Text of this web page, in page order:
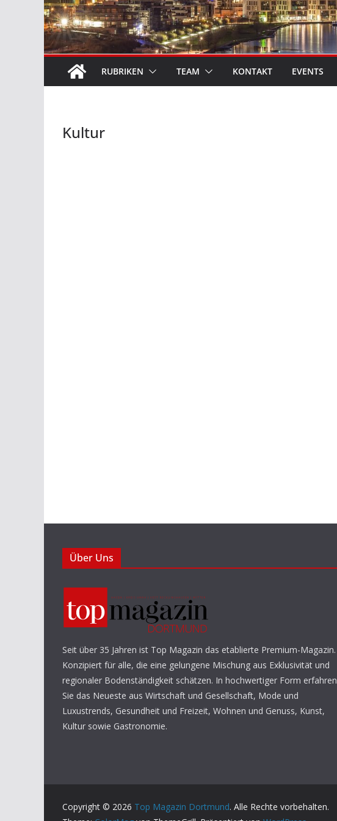
RUBRIKEN TEAM KONTAKT EVENTS
Kultur
Über Uns
Seit über 35 Jahren ist Top Magazin das etablierte Premium-Magazin.
Konzipiert für alle, die eine gelungene Mischung aus Exklusivität und
regionaler Bodenständigkeit schätzen. In hochwertiger Form erfahren
Sie das Neueste aus Wirtschaft und Gesellschaft, Mode und
Luxustrends, Gesundheit und Freizeit, Wohnen und Genuss, Kunst,
Kultur sowie Gastronomie.
Copyright © 2026 Top Magazin Dortmund. Alle Rechte vorbehalten.